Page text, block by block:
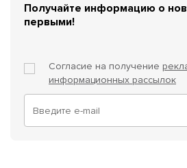
Получайте информацию о
первыми!
Согласие на получение
информационных рассылок